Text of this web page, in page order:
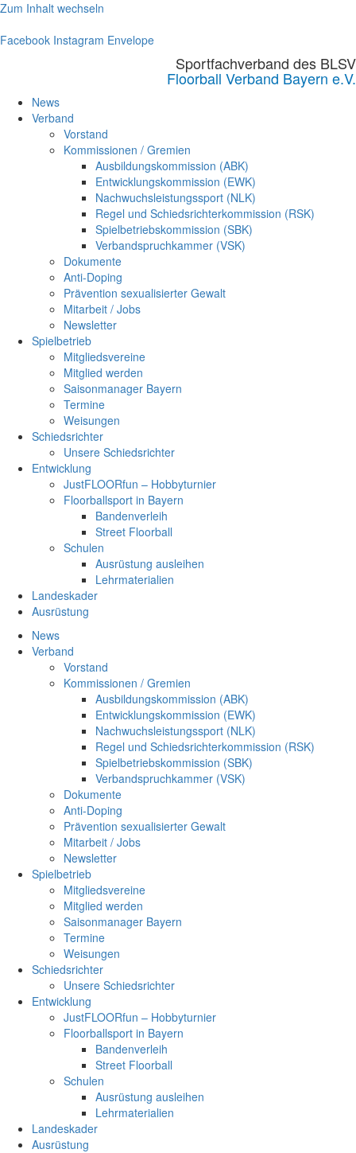
Zum Inhalt wechseln
Facebook Instagram Envelope
Sportfachverband des BLSV
Floorball Verband Bayern e.V.
News
Verband
Vorstand
Kommissionen / Gremien
Ausbildungskommission (ABK)
Entwicklungskommission (EWK)
Nachwuchsleistungssport (NLK)
Regel und Schiedsrichterkommission (RSK)
Spielbetriebskommission (SBK)
Verbandspruchkammer (VSK)
Dokumente
Anti-Doping
Prävention sexualisierter Gewalt
Mitarbeit / Jobs
Newsletter
Spielbetrieb
Mitgliedsvereine
Mitglied werden
Saisonmanager Bayern
Termine
Weisungen
Schiedsrichter
Unsere Schiedsrichter
Entwicklung
JustFLOORfun – Hobbyturnier
Floorballsport in Bayern
Bandenverleih
Street Floorball
Schulen
Ausrüstung ausleihen
Lehrmaterialien
Landeskader
Ausrüstung
News
Verband
Vorstand
Kommissionen / Gremien
Ausbildungskommission (ABK)
Entwicklungskommission (EWK)
Nachwuchsleistungssport (NLK)
Regel und Schiedsrichterkommission (RSK)
Spielbetriebskommission (SBK)
Verbandspruchkammer (VSK)
Dokumente
Anti-Doping
Prävention sexualisierter Gewalt
Mitarbeit / Jobs
Newsletter
Spielbetrieb
Mitgliedsvereine
Mitglied werden
Saisonmanager Bayern
Termine
Weisungen
Schiedsrichter
Unsere Schiedsrichter
Entwicklung
JustFLOORfun – Hobbyturnier
Floorballsport in Bayern
Bandenverleih
Street Floorball
Schulen
Ausrüstung ausleihen
Lehrmaterialien
Landeskader
Ausrüstung